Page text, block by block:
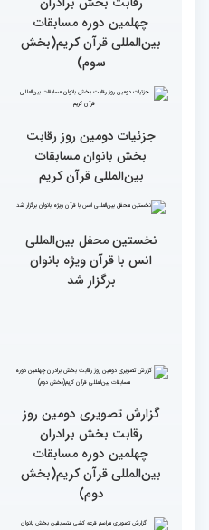
قاری آفریقایی: مسابقات
کشورهای زیادی رفته‌ام اما
حضور در ایران آرزویم بود
گزارش تصویری دومین روز
رقابت بخش برادران
چهلمین دوره مسابقات
سوم)
نخستین محفل بین‌المللی
انس با قرآن ویژه بانوان
برگزار شد